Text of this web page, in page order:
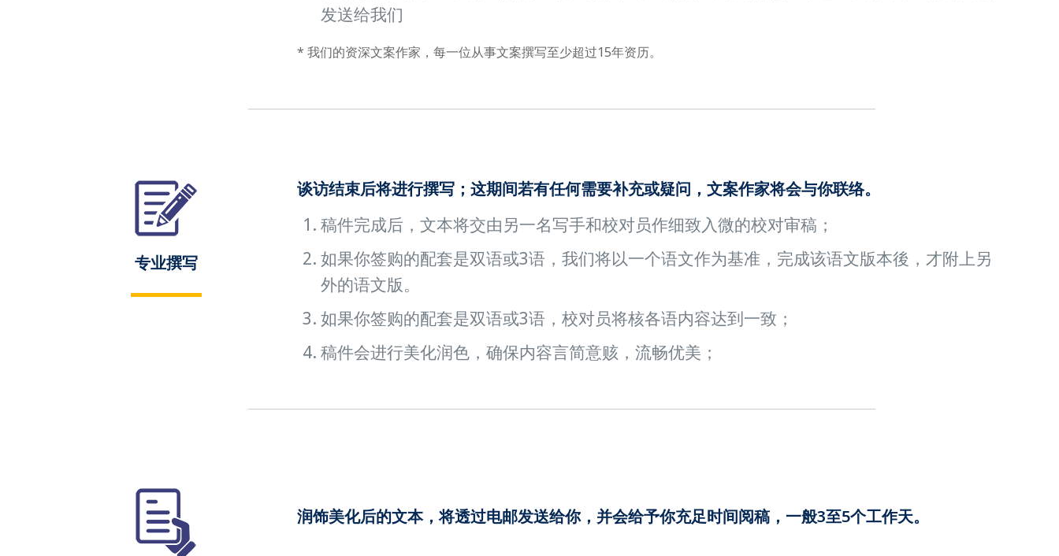
发送给我们
* 我们的资深文案作家，每一位从事文案撰写至少超过15年资历。
专业撰写
谈访结束后将进行撰写；这期间若有任何需要补充或疑问，文案作家将会与你联络。
稿件完成后，文本将交由另一名写手和校对员作细致入微的校对审稿；
如果你签购的配套是双语或3语，我们将以一个语文作为基准，完成该语文版本後，才附上另
外的语文版。
如果你签购的配套是双语或3语，校对员将核各语内容达到一致；
稿件会进行美化润色，确保内容言简意赅，流畅优美；
润饰美化后的文本，将透过电邮发送给你，并会给予你充足时间阅稿，一般3至5个工作天。